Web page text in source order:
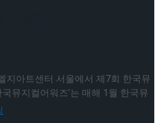
피겨 JGP 파견선수 선발전
지아트센터 서울에서 제7회 한국뮤
뮤지컬어워즈’는 매해 1월 한국뮤